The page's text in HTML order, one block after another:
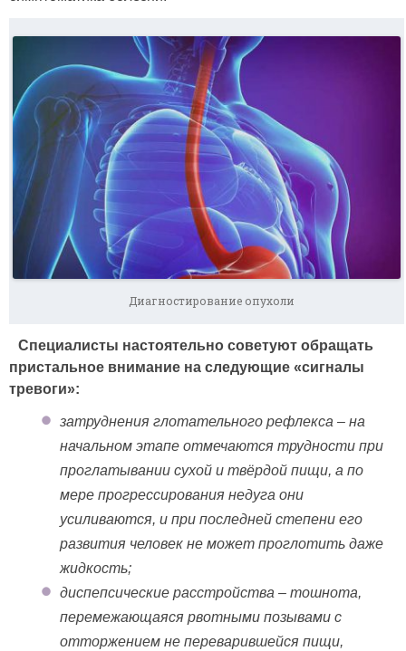
Диагностирование опухоли
Специалисты настоятельно советуют обращать
пристальное внимание на следующие «сигналы
тревоги»:
затруднения глотательного рефлекса – на
начальном этапе отмечаются трудности при
проглатывании сухой и твёрдой пищи, а по
мере прогрессирования недуга они
усиливаются, и при последней степени его
развития человек не может проглотить даже
жидкость;
диспепсические расстройства – тошнота,
перемежающаяся рвотными позывами с
отторжением не переварившейся пищи,